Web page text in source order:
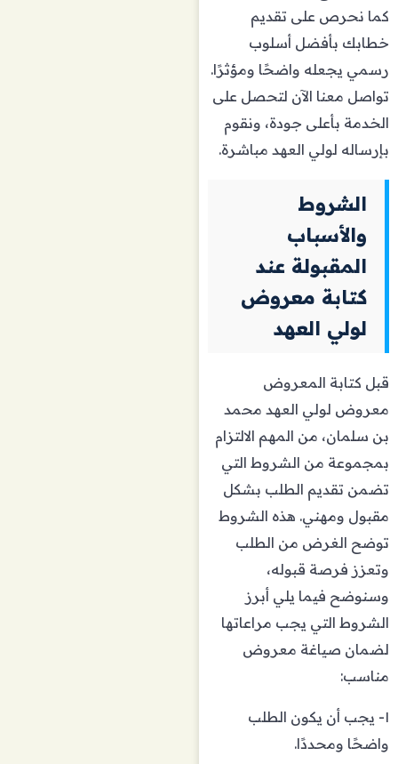
كما نحرص على تقديم
خطابك بأفضل أسلوب
رسمي يجعله واضحًا ومؤثرًا.
تواصل معنا الآن لتحصل على
الخدمة بأعلى جودة، ونقوم
بإرساله لولي العهد مباشرة.
الشروط
والأسباب
المقبولة عند
كتابة معروض
لولي العهد
قبل كتابة المعروض
معروض لولي العهد محمد
بن سلمان، من المهم الالتزام
بمجموعة من الشروط التي
تضمن تقديم الطلب بشكل
مقبول ومهني. هذه الشروط
توضح الغرض من الطلب
وتعزز فرصة قبوله،
وسنوضح فيما يلي أبرز
الشروط التي يجب مراعاتها
لضمان صياغة معروض
مناسب:
١- يجب أن يكون الطلب
واضحًا ومحددًا.